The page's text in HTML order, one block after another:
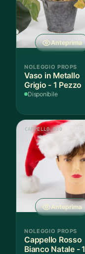
Anteprima
NOLEGGIO PROPS
Vaso in Metallo
Grigio - 1 Pezzo
Disponibile
Anteprima
CAPPELLO 030
NOLEGGIO PROPS
Cappello Rosso
Bianco Natale - 1